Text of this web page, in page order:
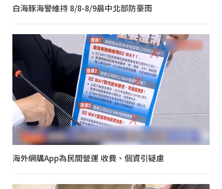
白海豚海警維持 8/8-8/9晨中北部防豪雨
海外網購App為民間營運 收費、個資引疑慮